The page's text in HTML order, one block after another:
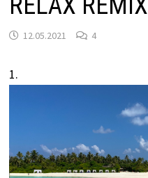
12.05.2021 4
1.